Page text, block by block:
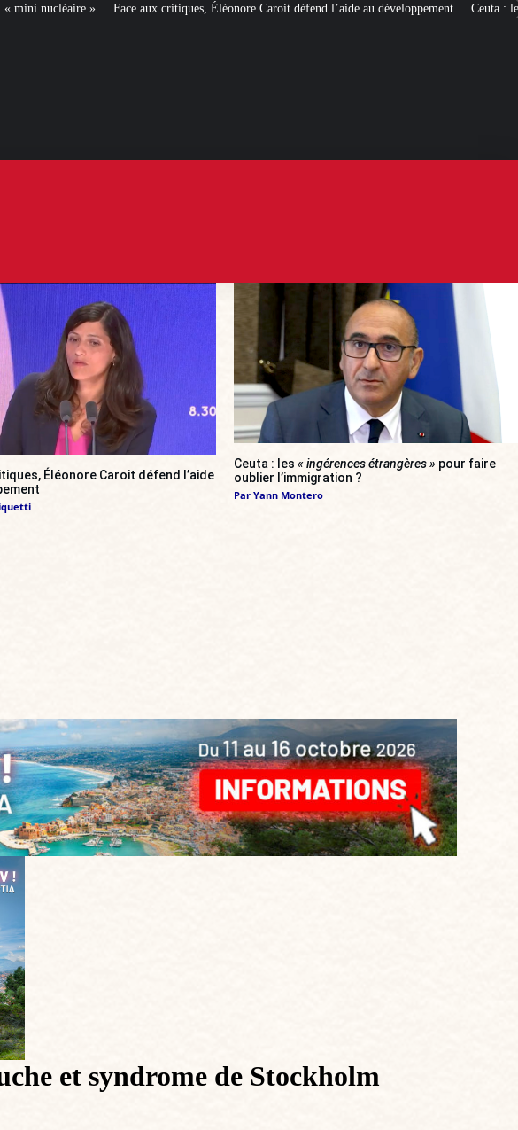
critiques, Éléonore Caroit défend l’aide au développement Ceuta : les« ingérences étrangères »
Éléonore Caroit défend l’aide
Ceuta : les « ingérences étrangères » pour faire
oublier l’immigration ?
Par Yann Montero
et syndrome de Stockholm